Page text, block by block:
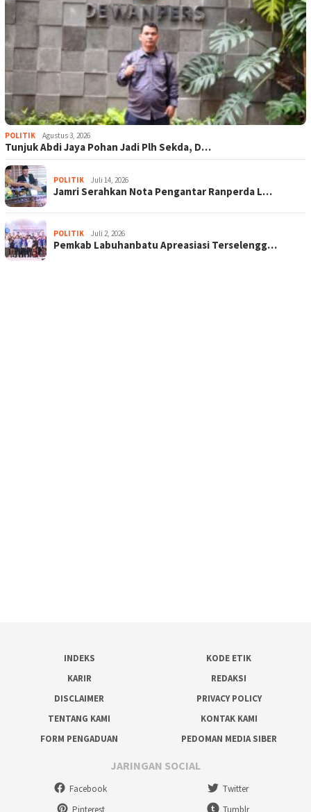
POLITIK Agustus 3, 2026
Tunjuk Abdi Jaya Pohan Jadi Plh Sekda, D…
POLITIK Juli 14, 2026
Jamri Serahkan Nota Pengantar Ranperda L…
POLITIK Juli 2, 2026
Pemkab Labuhanbatu Apreasiasi Terselengg…
INDEKS
KODE ETIK
KARIR
REDAKSI
DISCLAIMER
PRIVACY POLICY
TENTANG KAMI
KONTAK KAMI
FORM PENGADUAN
PEDOMAN MEDIA SIBER
JARINGAN SOCIAL
Facebook
Twitter
Pinterest
Tumblr